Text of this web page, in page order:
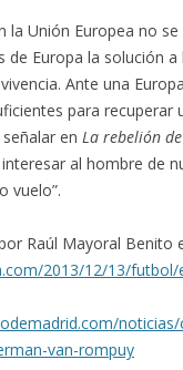
la Unión Europea no
de Europa la solución
Ante una
para
en La rebelión
al hombre de
vuelo”.
Raúl Mayoral Benito
2013/12/13/
van-rompuy